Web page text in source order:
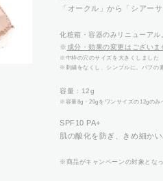
「オークル」から「シアー
化粧箱・容器のみリニューアル
※ 成分・効果の変更はございま
※中枠の穴のサイズを大きくしました
※刺繍をなくし、シンプルに。パフの
容量：12g
※容量8g・20gをワンサイズの12gのみ
SPF10 PA+
肌の酸化を防ぎ、きめ細か
※商品がキャンペーンの対象とな